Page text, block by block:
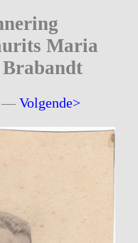
Maria
Brabandt
—Volgende>